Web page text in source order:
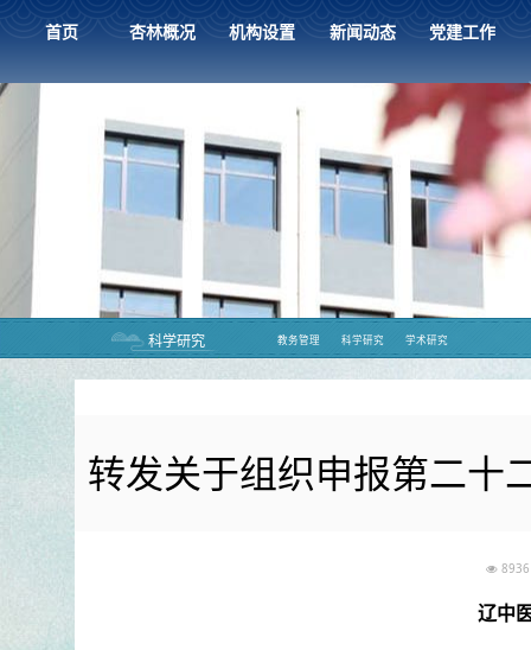
首页 杏林概况 机构设置 新闻动态 党建工作
科学研究 教务管理 科学研究 学术研究
转发关于组织申报第二十
辽中